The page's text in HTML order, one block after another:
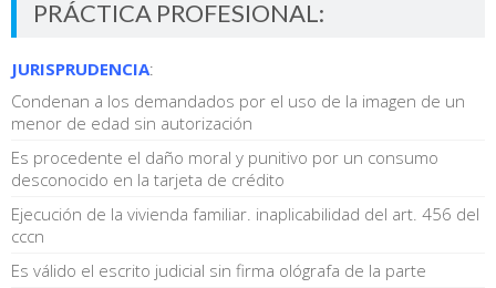
PRÁCTICA PROFESIONAL:
JURISPRUDENCIA:
Condenan a los demandados por el uso de la imagen de un
menor de edad sin autorización
Es procedente el daño moral y punitivo por un consumo
desconocido en la tarjeta de crédito
Ejecución de la vivienda familiar. inaplicabilidad del art. 456 del
cccn
Es válido el escrito judicial sin firma ológrafa de la parte